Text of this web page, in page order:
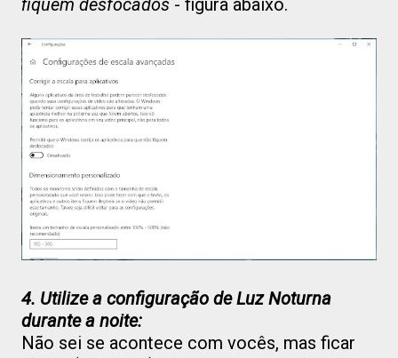
4. Utilize a configuração de Luz Noturna
durante a noite:
Não sei se acontece com vocês, mas ficar